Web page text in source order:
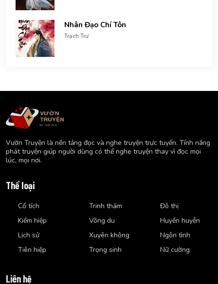
Nhân Đạo Chí Tôn
Trạch Trư
Vườn Truyện là nền tảng đọc và nghe truyện trực tuyến. Tính năng
phát truyện giúp người dùng có thể nghe truyện thay vì đọc mọi
lúc, mọi nơi.
Thể loại
Cổ tích
Kiếm hiệp
Lịch sử
Tiên hiệp
Trinh thám
Võng du
Xuyên không
Trọng sinh
Đô thị
Huyền huyễn
Ngôn tình
Nữ cường
Liên hệ